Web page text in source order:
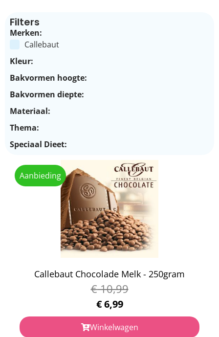
Filters
Merken:
Callebaut
Kleur:
Bakvormen hoogte:
Bakvormen diepte:
Materiaal:
Thema:
Speciaal Dieet:
Aanbieding
Callebaut Chocolade Melk - 250gram
€10,99
€6,99
Winkelwagen